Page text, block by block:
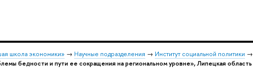
школа экономики» → Научные подразделения → Институт социальной политики →
бедности и пути ее сокращения на региональном уровне», Липецкая область